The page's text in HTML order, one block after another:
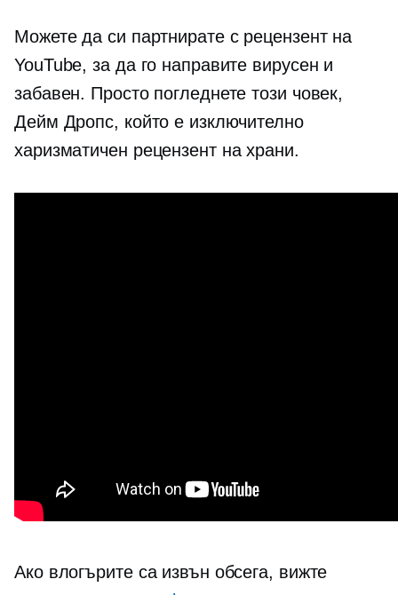
Можете да си партнирате с рецензент на
YouTube, за да го направите вирусен и
забавен. Просто погледнете този човек,
Дейм Дропс, който е изключително
харизматичен рецензент на храни.
Ако влогърите са извън обсега, вижте